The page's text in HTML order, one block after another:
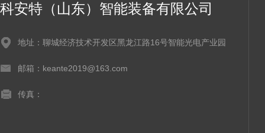
科安特（山东）智能装备有限公司
地址：聊城经济技术开发区黑龙江路16号智能光电产业园
邮箱：keante2019@163.com
传真：